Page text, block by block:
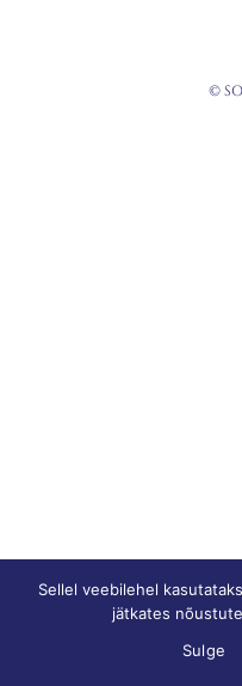
©
Sellel veebilehel
jätkates
Sulge